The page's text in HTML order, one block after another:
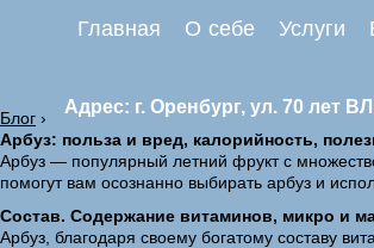
Главная О себе Услуги
Адрес: г. Оренбург, ул. 70 лет
Блог ›
Арбуз: польза и вред, калорийность,
Арбуз — популярный летний фрукт с
помогут вам осознанно выбирать арбуз и
Состав. Содержание витаминов, микро и
Арбуз, благодаря своему богатому составу